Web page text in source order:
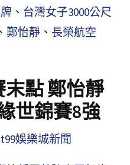
、 台灣女子3000公尺
、 鄭怡靜 、 長榮航空
點 鄭怡靜
世錦賽8強
娛樂城新聞